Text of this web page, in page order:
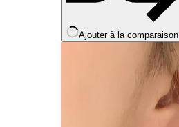
Ajouter à la comparaison